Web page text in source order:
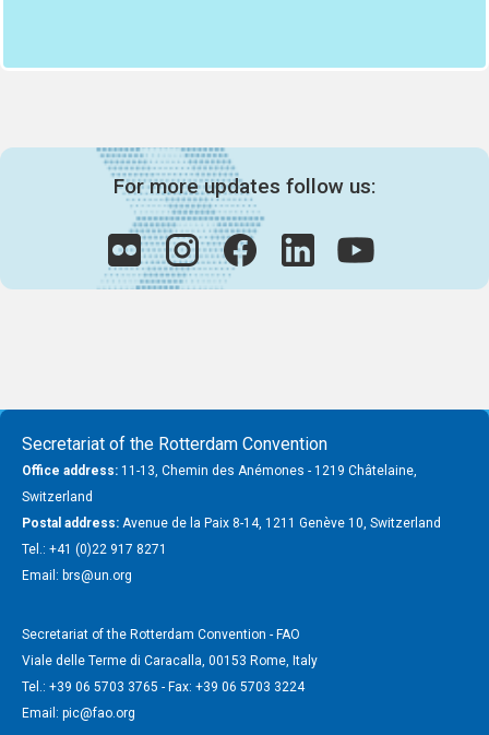
For more updates follow us:
Secretariat of the Rotterdam Convention
Office address: 11-13, Chemin des Anémones - 1219 Châtelaine,
Switzerland
Postal address: Avenue de la Paix 8-14, 1211 Genève 10, Switzerland
Tel.: +41 (0)22 917 8271
Email: brs@un.org
Secretariat of the Rotterdam Convention - FAO
Viale delle Terme di Caracalla, 00153 Rome, Italy
Tel.: +39 06 5703 3765 - Fax: +39 06 5703 3224
Email: pic@fao.org